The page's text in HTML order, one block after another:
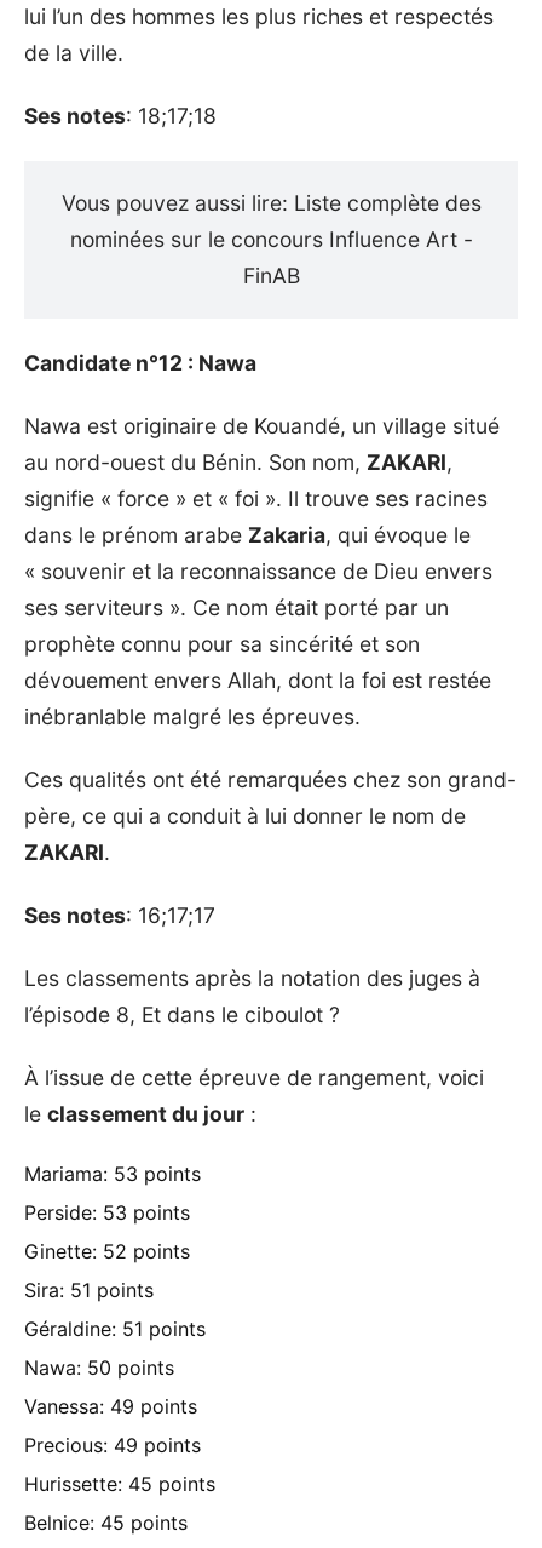
lui l’un des hommes les plus riches et respectés
de la ville.
Ses notes: 18;17;18
Vous pouvez aussi lire: Liste complète des
nominées sur le concours Influence Art -
FinAB
Candidate n°12 : Nawa
Nawa est originaire de Kouandé, un village situé
au nord-ouest du Bénin. Son nom, ZAKARI,
signifie « force » et « foi ». Il trouve ses racines
dans le prénom arabe Zakaria, qui évoque le
« souvenir et la reconnaissance de Dieu envers
ses serviteurs ». Ce nom était porté par un
prophète connu pour sa sincérité et son
dévouement envers Allah, dont la foi est restée
inébranlable malgré les épreuves.
Ces qualités ont été remarquées chez son grand-
père, ce qui a conduit à lui donner le nom de
ZAKARI.
Ses notes: 16;17;17
Les classements après la notation des juges à
l’épisode 8, Et dans le ciboulot ?
À l’issue de cette épreuve de rangement, voici
le classement du jour :
Mariama: 53 points
Perside: 53 points
Ginette: 52 points
Sira: 51 points
Géraldine: 51 points
Nawa: 50 points
Vanessa: 49 points
Precious: 49 points
Hurissette: 45 points
Belnice: 45 points